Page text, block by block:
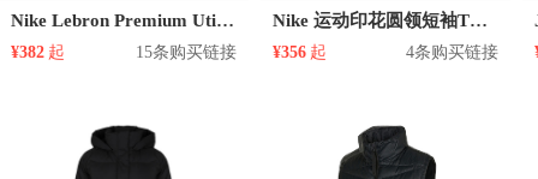
Nike Lebron Premium Utility 薄款多口袋连帽防风保暖棉服 DA6714
¥382 起 15条购买链接
Nike 运动印花圆领短袖T恤 DJ1577
¥356 起 4条购买链接